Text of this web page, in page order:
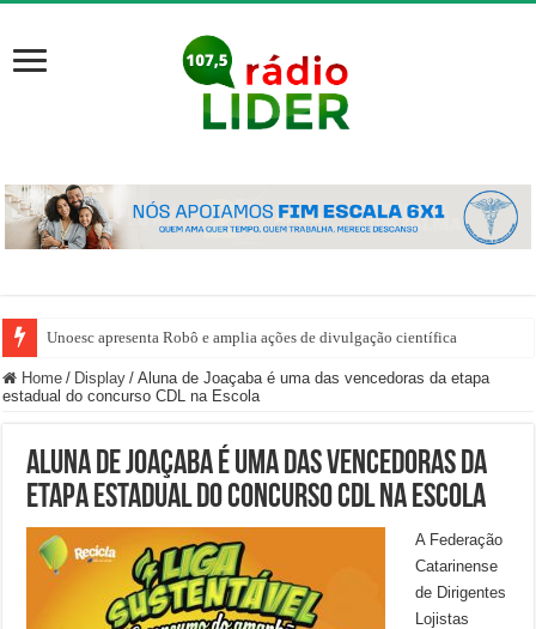
Unoesc apresenta Robô e amplia ações de divulgação científica
Home / Display / Aluna de Joaçaba é uma das vencedoras da etapa
estadual do concurso CDL na Escola
Aluna de Joaçaba é uma das vencedoras da
etapa estadual do concurso CDL na Escola
A Federação
Catarinense
de Dirigentes
Lojistas